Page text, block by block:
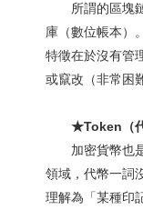
所謂的區塊鏈
庫（數位帳本）
特徵在於沒有管
或竄改（非常困
★Token（代
加密貨幣也是
領域，代幣一詞
理解為「某種印